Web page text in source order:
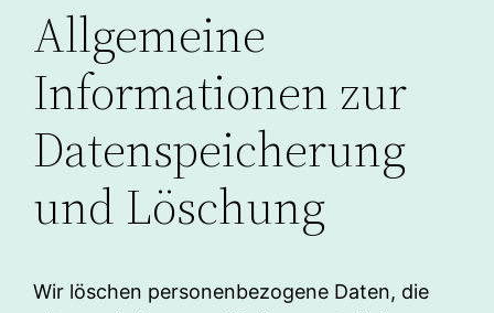
Allgemeine
Informationen zur
Datenspeicherung
und Löschung
Wir löschen personenbezogene Daten, die